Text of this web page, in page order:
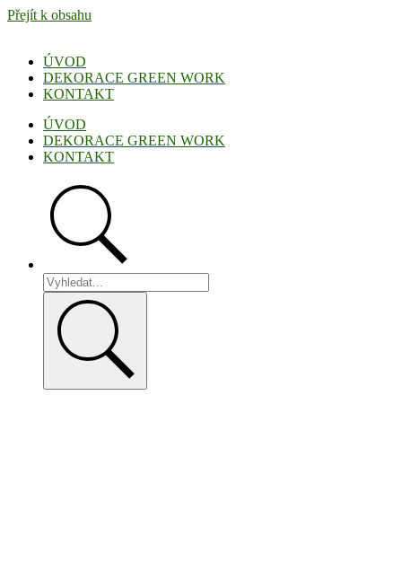
Přejít k obsahu
ÚVOD
DEKORACE GREEN WORK
KONTAKT
ÚVOD
DEKORACE GREEN WORK
KONTAKT